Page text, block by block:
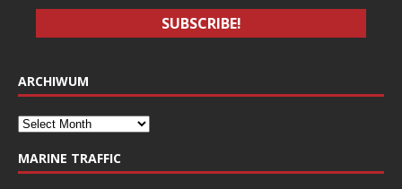
ARCHIWUM
MARINE TRAFFIC